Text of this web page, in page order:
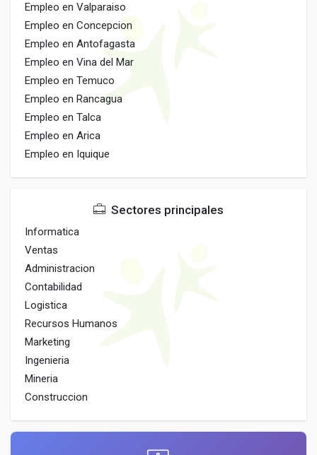
Empleo en Valparaiso
Empleo en Concepcion
Empleo en Antofagasta
Empleo en Vina del Mar
Empleo en Temuco
Empleo en Rancagua
Empleo en Talca
Empleo en Arica
Empleo en Iquique
Sectores principales
Informatica
Ventas
Administracion
Contabilidad
Logistica
Recursos Humanos
Marketing
Ingenieria
Mineria
Construccion